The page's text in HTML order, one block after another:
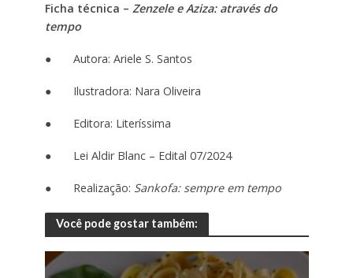
Ficha técnica – Zenzele e Aziza: através do
tempo
● Autora: Ariele S. Santos
● Ilustradora: Nara Oliveira
● Editora: Literíssima
● Lei Aldir Blanc – Edital 07/2024
● Realização: Sankofa: sempre em tempo
Você pode gostar também: